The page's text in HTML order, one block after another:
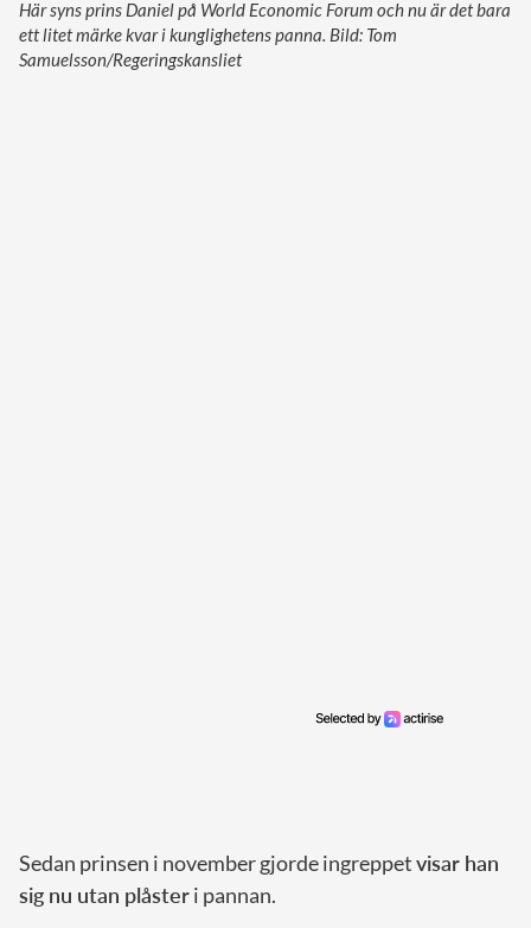
Här syns prins Daniel på World Economic Forum och nu är det bara
ett litet märke kvar i kunglighetens panna. Bild: Tom
Samuelsson/Regeringskansliet
Sedan prinsen i november gjorde ingreppetvisar han
sig nu utan plåsteri pannan.